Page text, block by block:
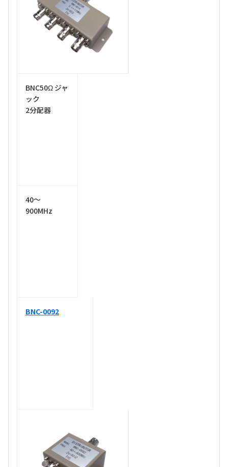
BNC50Ω ジャ
ック
2分配器
40～
900MHz
BNC-0092